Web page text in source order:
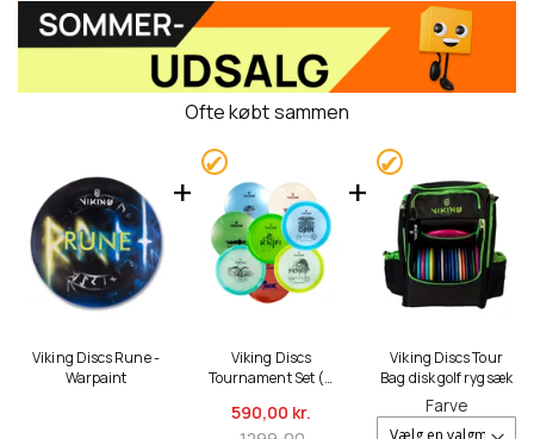
Ofte købt sammen
Viking Discs Rune -
Warpaint
Viking Discs
Tournament Set (8
590,00 kr.
Viking Discs Tour
Bag disk golf rygsæk
Farve